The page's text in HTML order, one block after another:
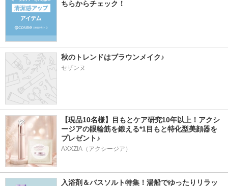
ちらからチェック！
秋のトレンドはブラウンメイク♪
セザンヌ
【現品10名様】目もとケア研究10年以上！アクシ
ージアの眼輪筋を鍛える*1目もと特化型美顔器を
プレゼント♪
AXXZIA（アクシージア）
入浴剤＆バスソルト特集！湯船でゆったりリラッ